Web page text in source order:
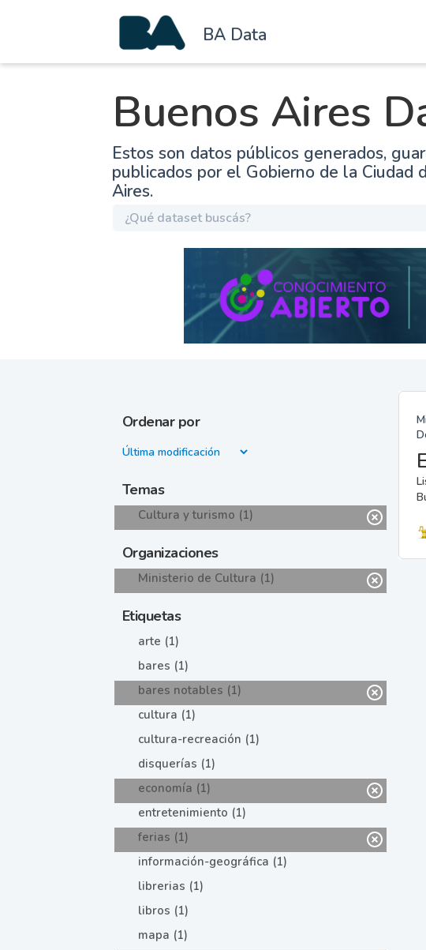
BA Data
Buenos Aires
Estos son datos públicos generados,
publicados por el Gobierno de la Ciudad
Aires.
Ordenar por
Temas
Cultura y turismo (1)
Organizaciones
Ministerio de Cultura (1)
Etiquetas
arte (1)
bares (1)
bares notables (1)
cultura (1)
cultura-recreación (1)
disquerías (1)
economía (1)
entretenimiento (1)
ferias (1)
información-geográfica (1)
librerias (1)
libros (1)
mapa (1)